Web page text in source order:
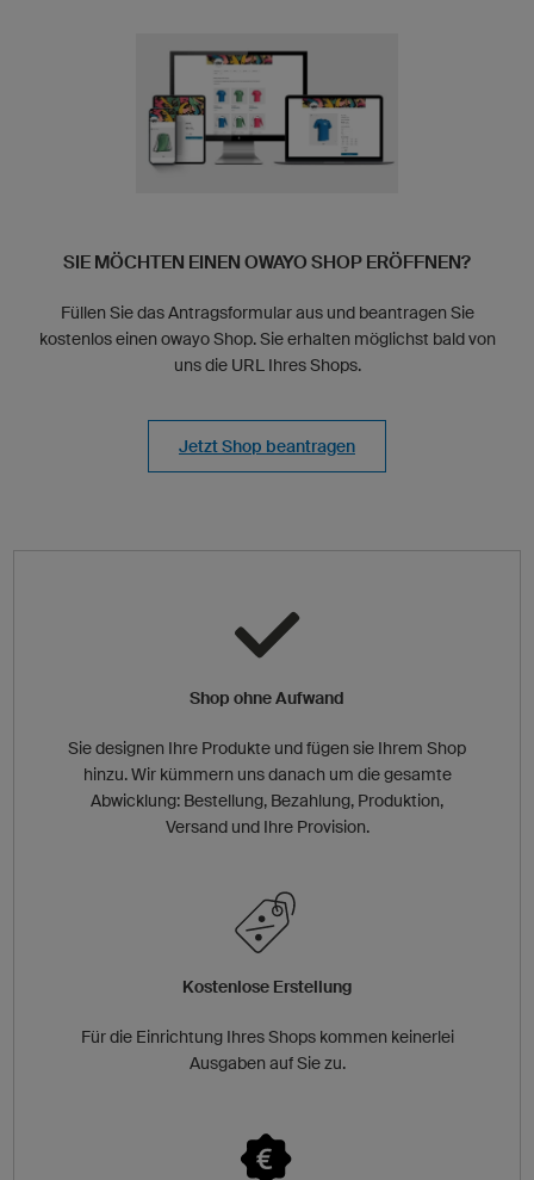
SIE MÖCHTEN EINEN OWAYO SHOP ERÖFFNEN?
Füllen Sie das Antragsformular aus und beantragen Sie
kostenlos einen owayo Shop. Sie erhalten möglichst bald von
uns die URL Ihres Shops.
Jetzt Shop beantragen
Shop ohne Aufwand
Sie designen Ihre Produkte und fügen sie Ihrem Shop
hinzu. Wir kümmern uns danach um die gesamte
Abwicklung: Bestellung, Bezahlung, Produktion,
Versand und Ihre Provision.
Kostenlose Erstellung
Für die Einrichtung Ihres Shops kommen keinerlei
Ausgaben auf Sie zu.